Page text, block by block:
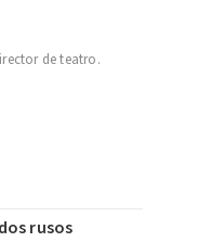
de teatro.
rusos